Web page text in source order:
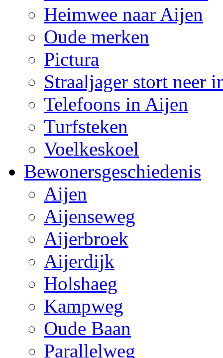
Heimwee naar Aijen
Oude merken
Pictura
Straaljager stort neer
Telefoons in Aijen
Turfsteken
Voelkeskoel
Bewonersgeschiedenis
Aijen
Aijenseweg
Aijerbroek
Aijerdijk
Holshaeg
Kampweg
Oude Baan
Parallelweg